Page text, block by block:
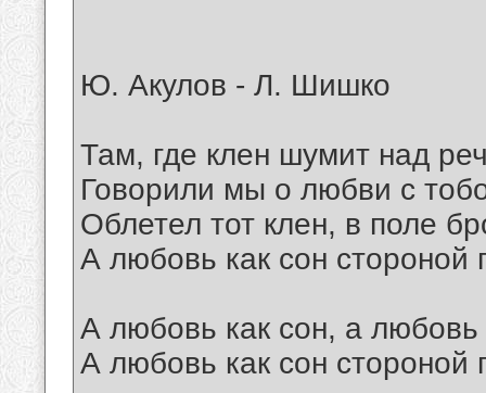
Ю. Акулов - Л. Шишко
Там, где клен шумит над
Говорили мы о любви с
Облетел тот клен, в поле
А любовь как сон стороной
А любовь как сон, а любовь
А любовь как сон стороной